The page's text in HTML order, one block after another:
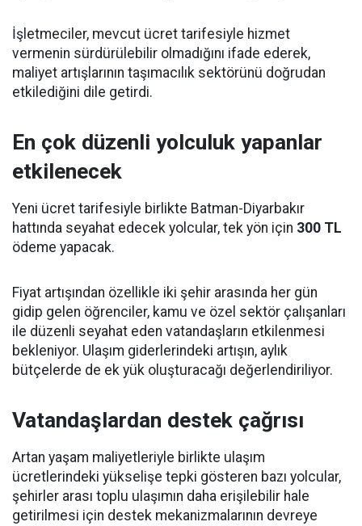
İşletmeciler, mevcut ücret tarifesiyle hizmet
vermenin sürdürülebilir olmadığını ifade ederek,
maliyet artışlarının taşımacılık sektörünü doğrudan
etkilediğini dile getirdi.
En çok düzenli yolculuk yapanlar
etkilenecek
Yeni ücret tarifesiyle birlikte Batman-Diyarbakır
hattında seyahat edecek yolcular, tek yön için 300 TL
ödeme yapacak.
Fiyat artışından özellikle iki şehir arasında her gün
gidip gelen öğrenciler, kamu ve özel sektör çalışanları
ile düzenli seyahat eden vatandaşların etkilenmesi
bekleniyor. Ulaşım giderlerindeki artışın, aylık
bütçelerde de ek yük oluşturacağı değerlendiriliyor.
Vatandaşlardan destek çağrısı
Artan yaşam maliyetleriyle birlikte ulaşım
ücretlerindeki yükselişe tepki gösteren bazı yolcular,
şehirler arası toplu ulaşımın daha erişilebilir hale
getirilmesi için destek mekanizmalarının devreye